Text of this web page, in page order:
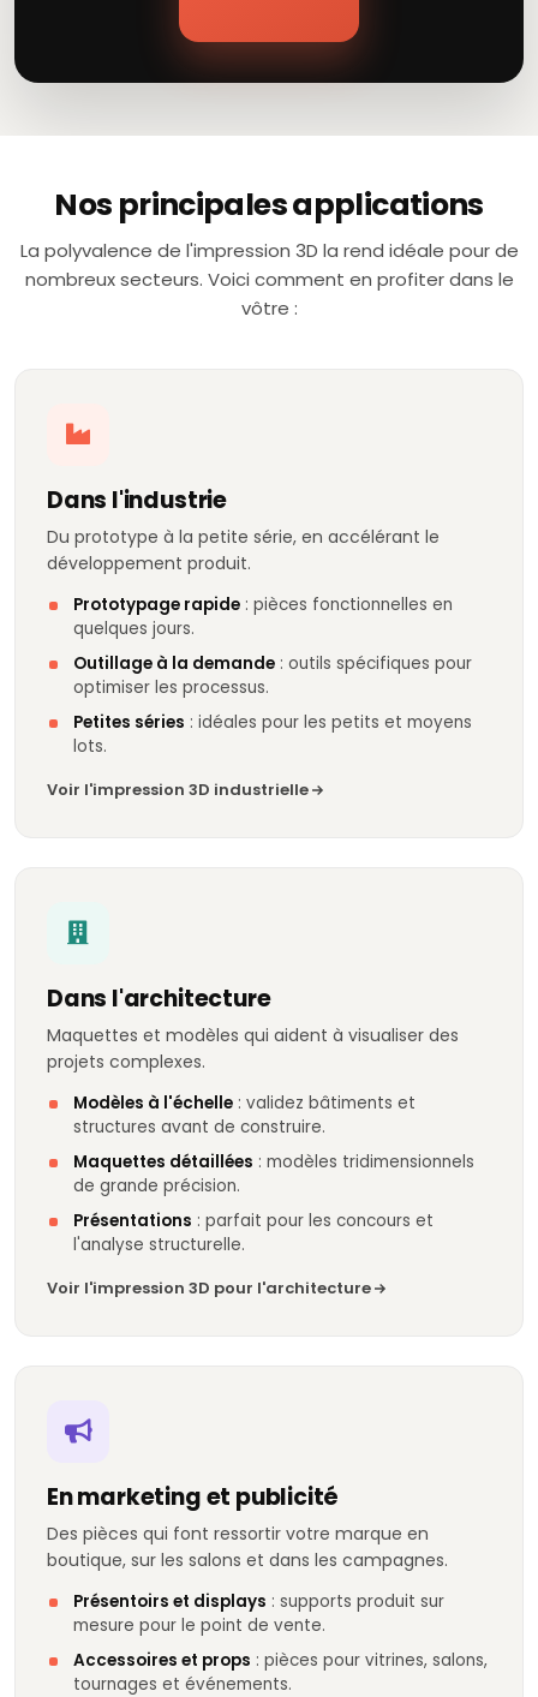
Nos principales applications
La polyvalence de l'impression 3D la rend idéale pour de
nombreux secteurs. Voici comment en profiter dans le
vôtre :
Dans l'industrie
Du prototype à la petite série, en accélérant le
développement produit.
Prototypage rapide : pièces fonctionnelles en
quelques jours.
Outillage à la demande : outils spécifiques pour
optimiser les processus.
Petites séries : idéales pour les petits et moyens
lots.
Voir l'impression 3D industrielle
Dans l'architecture
Maquettes et modèles qui aident à visualiser des
projets complexes.
Modèles à l'échelle : validez bâtiments et
structures avant de construire.
Maquettes détaillées : modèles tridimensionnels
de grande précision.
Présentations : parfait pour les concours et
l'analyse structurelle.
Voir l'impression 3D pour l'architecture
En marketing et publicité
Des pièces qui font ressortir votre marque en
boutique, sur les salons et dans les campagnes.
Présentoirs et displays : supports produit sur
mesure pour le point de vente.
Accessoires et props : pièces pour vitrines, salons,
tournages et événements.